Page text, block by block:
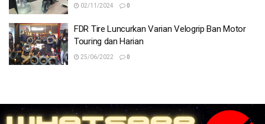
02/11/2024 0
FDR Tire Luncurkan Varian Velogrip Ban Motor
Touring dan Harian
25/06/2022 0